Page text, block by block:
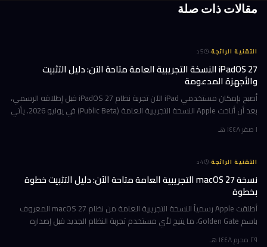
مقالات ذات صلة
التقنية الرائجة·
5د
iPadOS 27 النسخة التجريبية العامة متاحة الآن: دليل التثبيت
والأجهزة المدعومة
أصبح بإمكان مستخدمي iPad الآن تجربة نظام iPadOS 27 قبل إطلاقه الرسمي،
بعد أن أتاحت Apple النسخة التجريبية العامة (Public Beta) في يوليو 2026. يأتي
١ صفر ١٤٤٨ هـ
التقنية الرائجة·
4د
نسخة macOS 27 التجريبية العامة متاحة الآن: دليل التثبيت خطوة
بخطوة
أطلقت Apple رسمياً النسخة التجريبية العامة من نظام macOS 27 المعروف
باسم Golden Gate، ما يتيح لأي مستخدم تجربة النظام الجديد قبل إصداره
٢٩ محرم ١٤٤٨ هـ